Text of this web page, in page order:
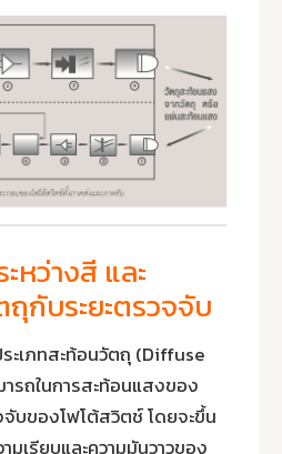
หว่างสี และ
กับระยะตรวจจับ
ะเภทสะท้อนวัตถุ (Diffuse
รถในการสะท้อนแสงของ
บของโฟโต้สวิตช์ โดยจะขึ้น
เรียบและความมันวาวของ